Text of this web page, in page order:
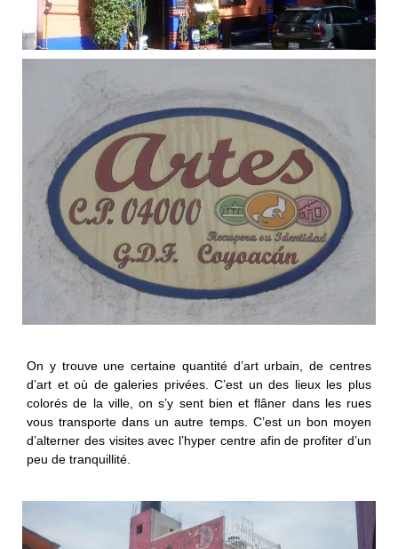
On y trouve une certaine quantité d’art urbain, de centres
d’art et où de galeries privées. C’est un des lieux les plus
colorés de la ville, on s’y sent bien et flâner dans les rues
vous transporte dans un autre temps. C’est un bon moyen
d’alterner des visites avec l’hyper centre afin de profiter d’un
peu de tranquillité.